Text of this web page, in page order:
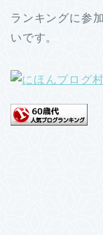
ランキングに参
いです。